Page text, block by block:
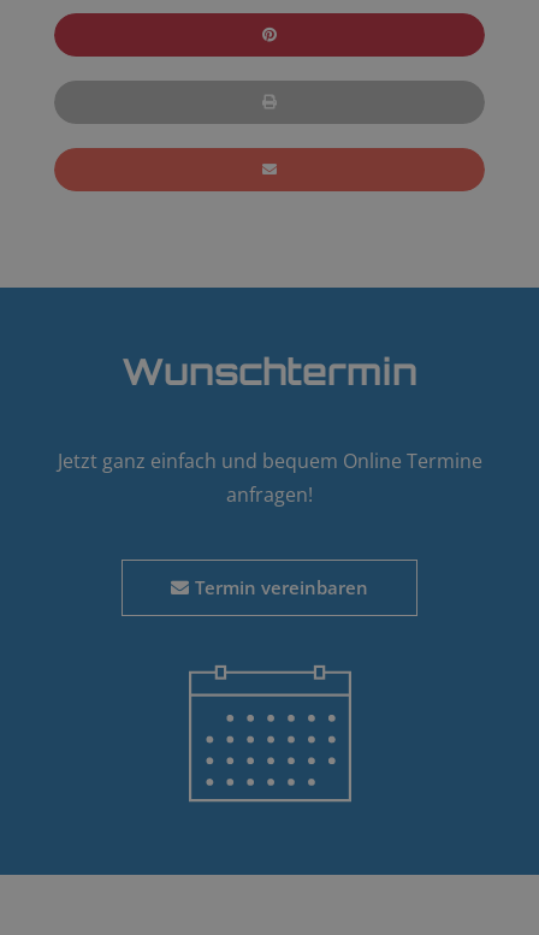
Wunschtermin
Jetzt ganz einfach und bequem Online Termine
anfragen!
Termin vereinbaren